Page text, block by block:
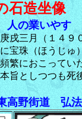
石造坐像
人の業いやす
三月（１４９
珠（ほうじゅ
繁におこって
旨としつつも
高野街道 弘